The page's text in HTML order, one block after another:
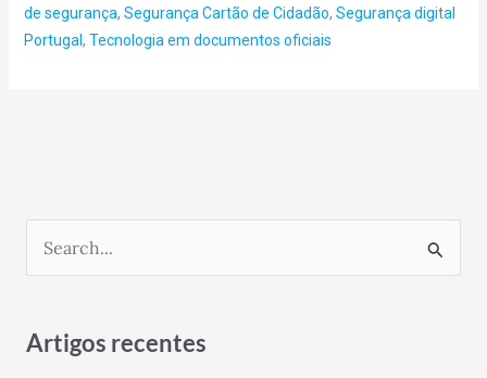
de segurança, Segurança Cartão de Cidadão, Segurança digital
Portugal , Tecnologia em documentos oficiais
r
Artigos recentes